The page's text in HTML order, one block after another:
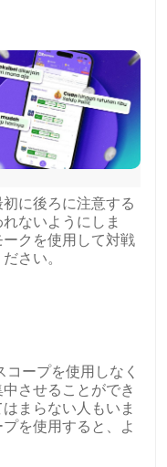
に後ろに注意する
ないようにしま
クを使用して対戦
さい。
ープを使用しなく
させることができ
まらない人もいま
を使用すると、よ